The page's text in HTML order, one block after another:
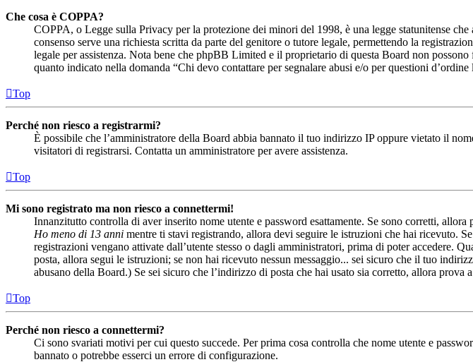
Che cosa è COPPA?
COPPA, o Legge sulla Privacy per la protezione dei minori del 1998, è una legge statunitense
consenso serve una richiesta scritta da parte del genitore o tutore legale, permettendo la
legale per assistenza. Nota bene che phpBB Limited e il proprietario di questa Board non
quanto indicato nella domanda “Chi devo contattare per segnalare abusi e/o per questioni
Top
Perché non riesco a registrarmi?
È possibile che l’amministratore della Board abbia bannato il tuo indirizzo IP oppure vietato il
visitatori di registrarsi. Contatta un amministratore per avere assistenza.
Top
Mi sono registrato ma non riesco a connettermi!
Innanzitutto controlla di aver inserito nome utente e password esattamente. Se sono corretti,
Ho meno di 13 anni mentre ti stavi registrando, allora devi seguire le istruzioni che hai ricevuto.
registrazioni vengano attivate dall’utente stesso o dagli amministratori, prima di poter accedere.
posta, allora segui le istruzioni; se non hai ricevuto nessun messaggio... sei sicuro che il tuo
abusano della Board.) Se sei sicuro che l’indirizzo di posta che hai usato sia corretto, allora prova
Top
Perché non riesco a connettermi?
Ci sono svariati motivi per cui questo succede. Per prima cosa controlla che nome utente e
bannato o potrebbe esserci un errore di configurazione.